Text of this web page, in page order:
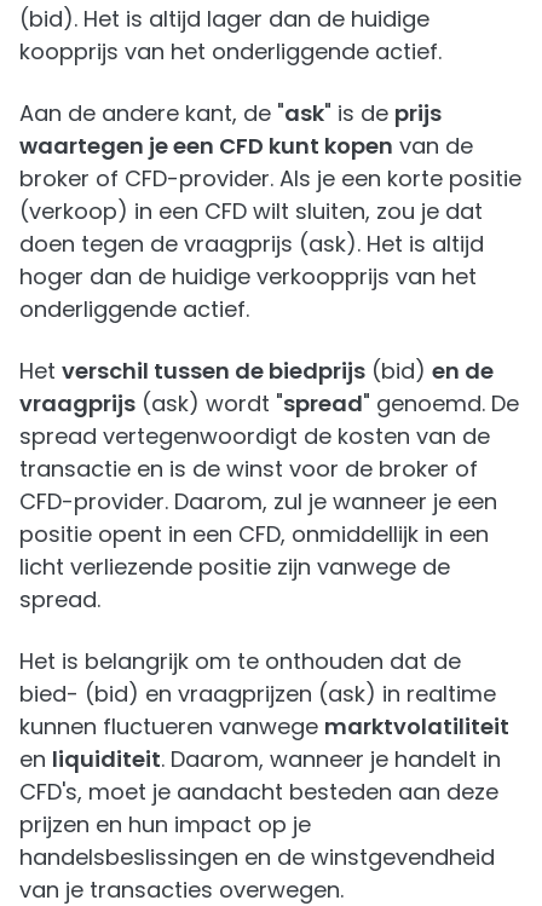
(bid). Het is altijd lager dan de huidige
koopprijs van het onderliggende actief.
Aan de andere kant, de "ask" is de prijs
waartegen je een CFD kunt kopen van de
broker of CFD-provider. Als je een korte positie
(verkoop) in een CFD wilt sluiten, zou je dat
doen tegen de vraagprijs (ask). Het is altijd
hoger dan de huidige verkoopprijs van het
onderliggende actief.
Het verschil tussen de biedprijs (bid) en de
vraagprijs (ask) wordt "spread" genoemd. De
spread vertegenwoordigt de kosten van de
transactie en is de winst voor de broker of
CFD-provider. Daarom, zul je wanneer je een
positie opent in een CFD, onmiddellijk in een
licht verliezende positie zijn vanwege de
spread.
Het is belangrijk om te onthouden dat de
bied- (bid) en vraagprijzen (ask) in realtime
kunnen fluctueren vanwege marktvolatiliteit
en liquiditeit. Daarom, wanneer je handelt in
CFD's, moet je aandacht besteden aan deze
prijzen en hun impact op je
handelsbeslissingen en de winstgevendheid
van je transacties overwegen.